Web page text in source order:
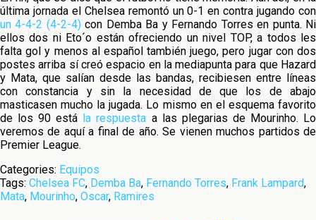
última jornada el Chelsea remontó un 0-1 en contra jugando con
un 4-4-2 (4-2-4)con Demba Ba y Fernando Torres en punta. Ni
ellos dos ni Eto´o están ofreciendo un nivel TOP, a todos les
falta gol y menos al español también juego, pero jugar con dos
postes arriba sí creó espacio en la mediapunta para que Hazard
y Mata, que salían desde las bandas, recibiesen entre líneas
con constancia y sin la necesidad de que los de abajo
masticasen mucho la jugada. Lo mismo en el esquema favorito
de los 90 está la respuesta a las plegarias de Mourinho. Lo
veremos de aquí a final de año. Se vienen muchos partidos de
Premier League.
Categories: Equipos
Tags: Chelsea FC, Demba Ba, Fernando Torres, Frank Lampard,
Mata, Mourinho, Oscar, Ramires